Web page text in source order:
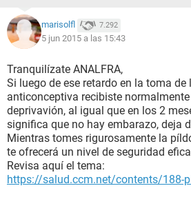
marisolfl 7.292
5 jun 2015 a las 15:43
Tranquilízate ANALFRA,
Si luego de ese retardo en la toma de
anticonceptiva recibiste
deprivavión, al igual que en los 2
significa que no hay embarazo, deja
Mientras tomes rigurosamente la
te ofrecerá un nivel de seguridad
Revisa aquí el tema:
https://salud.ccm.net/contents/188-